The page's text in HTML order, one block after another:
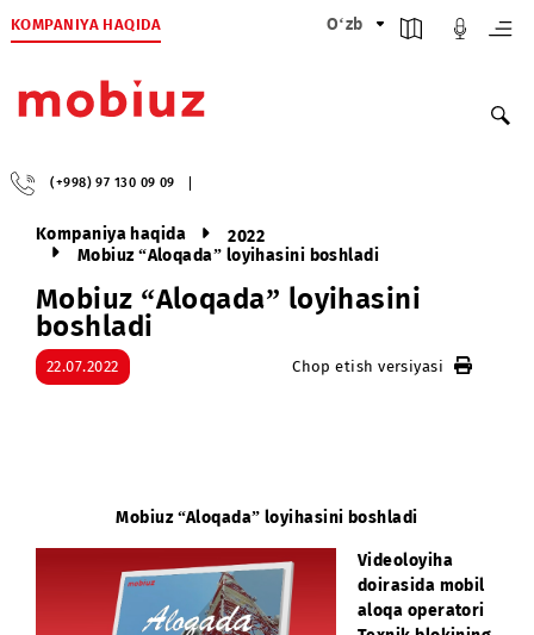
KOMPANIYA HAQIDA O‘zb
Kompaniya haqida
2022
Mobiuz “Aloqada” loyihasini boshladi
Mobiuz “Aloqada” loyihasini
boshladi
Mobiuz “Aloqada” loyihasini boshladi
Videoloyiha